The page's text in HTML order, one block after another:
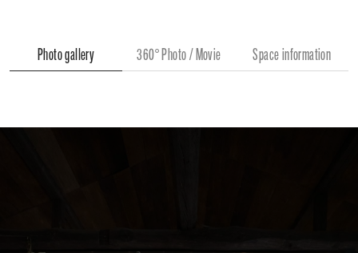
Photo gallery 360° Photo / Movie Space information